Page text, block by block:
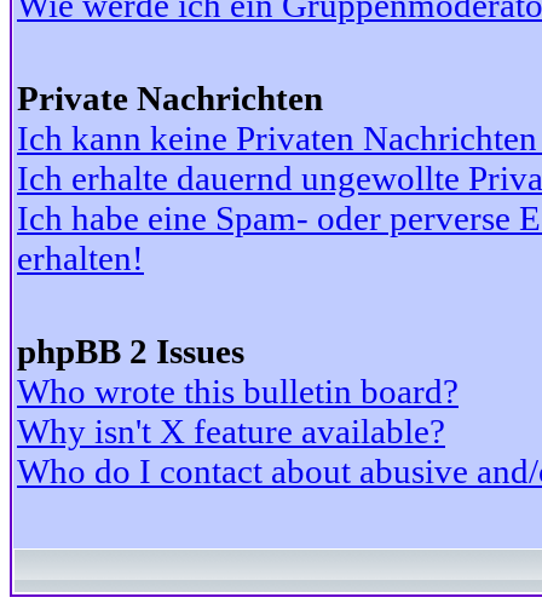
Private Nachrichten
Ich kann keine Privaten
Ich erhalte dauernd ungewollte
Ich habe eine Spam- oder perverse
erhalten!
phpBB 2 Issues
Who wrote this bulletin board?
Why isn't X feature available?
Who do I contact about abusive